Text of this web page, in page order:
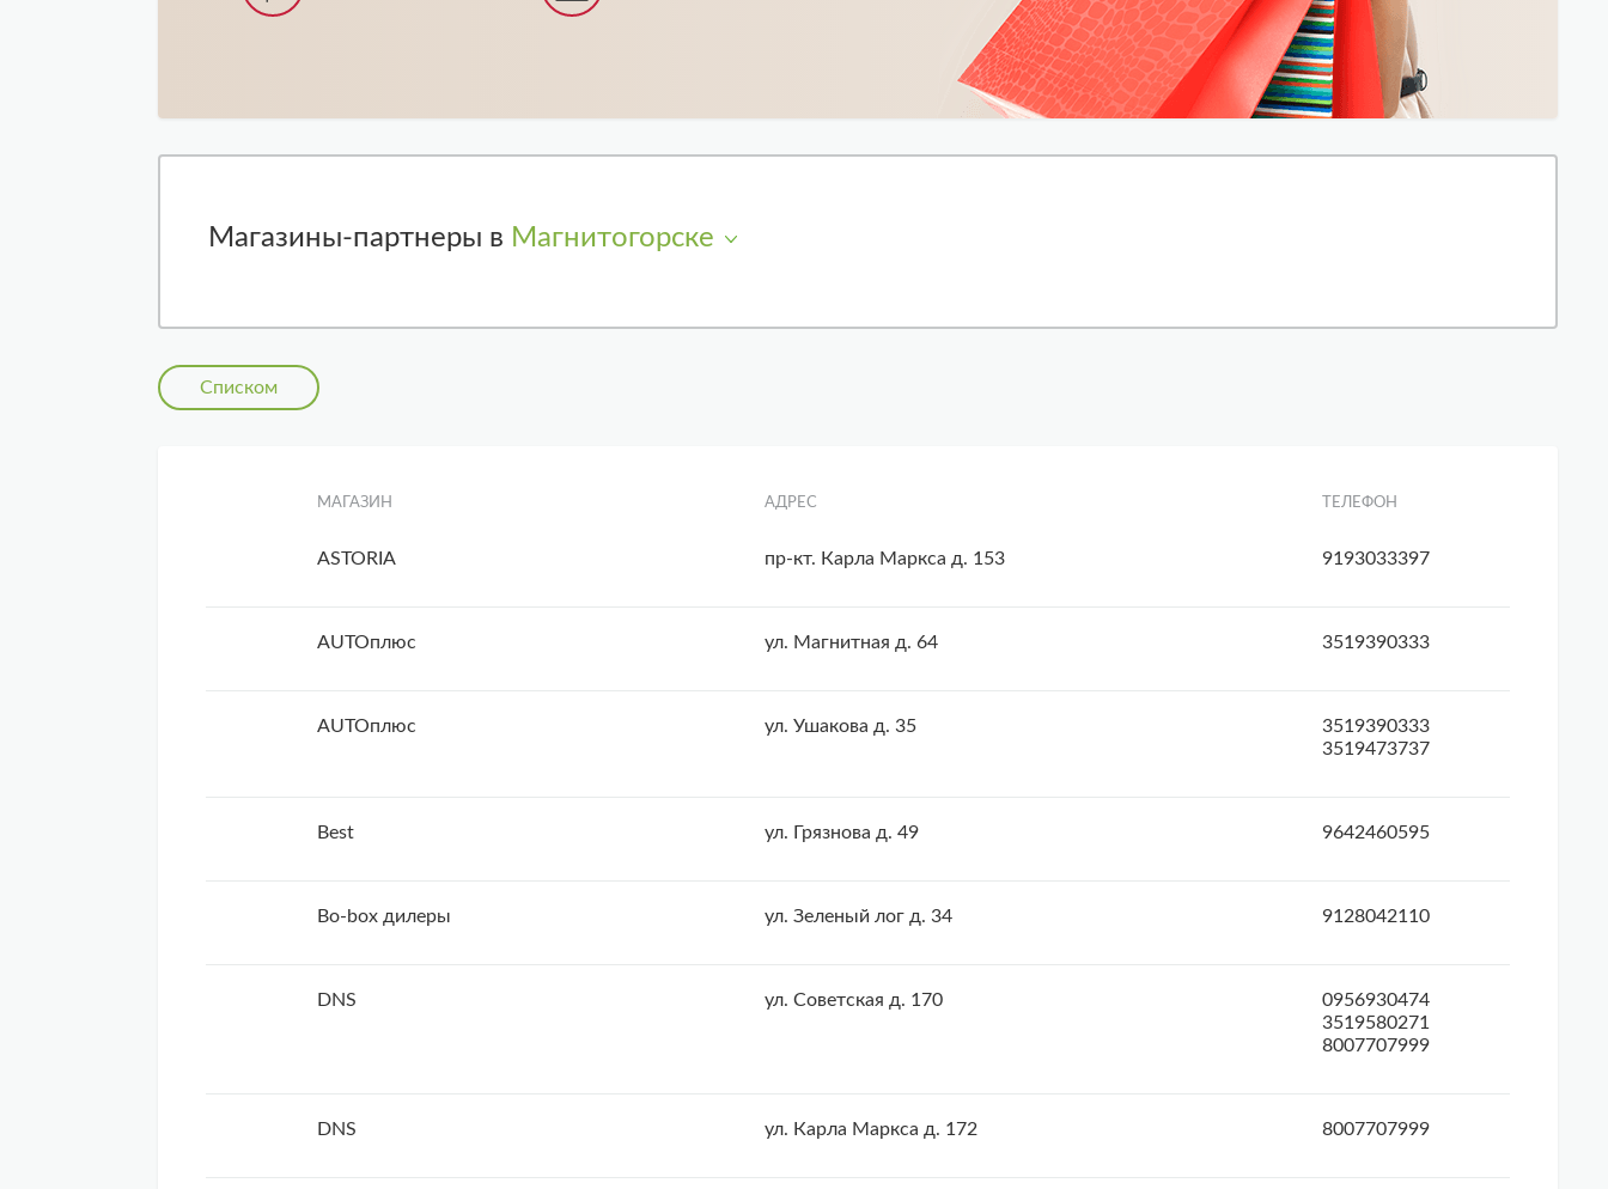
Магазины-партнеры в Магнитогорске
Списком
МАГАЗИН АДРЕС ТЕЛЕФОН
ASTORIA пр-кт. Карла Маркса д. 153 9193033397
AUTOплюс ул. Магнитная д. 64 3519390333
AUTOплюс ул. Ушакова д. 35
3519390333
3519473737
Best ул. Грязнова д. 49 9642460595
Bo-box дилеры ул. Зеленый лог д. 34 9128042110
DNS ул. Советская д. 170
0956930474
3519580271
8007707999
DNS ул. Карла Маркса д. 172 8007707999